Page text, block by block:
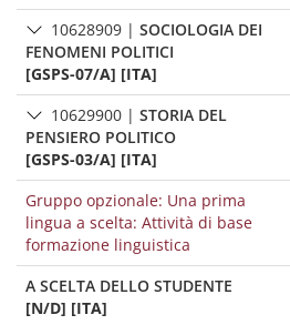
10628909 | SOCIOLOGIA DEI
FENOMENI POLITICI
[GSPS-07/A] [ITA]
10629900 | STORIA DEL
PENSIERO POLITICO
[GSPS-03/A] [ITA]
Gruppo opzionale: Una prima
lingua a scelta: Attività di base
formazione linguistica
A SCELTA DELLO STUDENTE
[N/D] [ITA]